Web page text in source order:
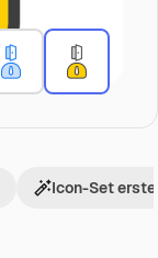
Icon-Set